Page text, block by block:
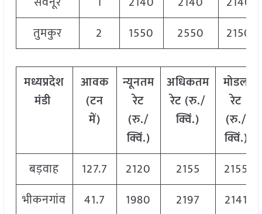
तुमकुर
2 1550 2550 2150
मध्यप्रदेश
मंडी
आवक
(टन
में)
न्यूनतम
रेट
(रु./
क्विं.)
अधिकतम
रेट (रु./
क्विं.)
मोडल
रेट
(रु./
क्विं.)
बड़वाह
127.7 2120 2155
2155
भीकनगांव
41.7 1980 2197
2141